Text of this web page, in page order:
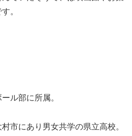
。
ル部に所属。
市にあり男女共学の県立高校。